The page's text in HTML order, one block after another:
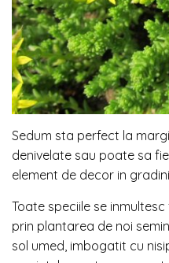
Sedum sta perfect la
denivelate sau poate sa
element de decor in
Toate speciile se
prin plantarea de noi
sol umed, imbogatit cu